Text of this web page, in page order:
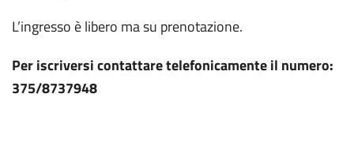
L’ingresso è libero ma su prenotazione.
Per iscriversi contattare telefonicamente il numero:
375/8737948